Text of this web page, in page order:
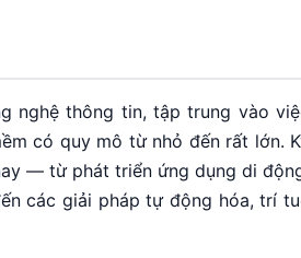
nghệ thông tin, tập trung vào
có quy mô từ nhỏ đến rất lớn.
— từ phát triển ứng dụng di
các giải pháp tự động hóa, trí